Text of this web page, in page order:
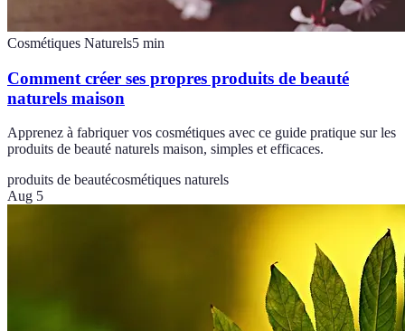
Cosmétiques Naturels5 min
Comment créer ses propres produits de beauté
naturels maison
Apprenez à fabriquer vos cosmétiques avec ce guide pratique sur les
produits de beauté naturels maison, simples et efficaces.
produits de beautécosmétiques naturels
Aug 5